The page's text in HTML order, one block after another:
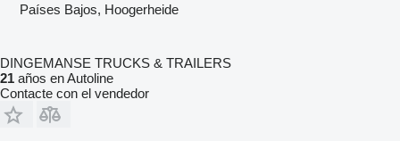
Países Bajos, Hoogerheide
DINGEMANSE TRUCKS & TRAILERS
21 años en Autoline
Contacte con el vendedor